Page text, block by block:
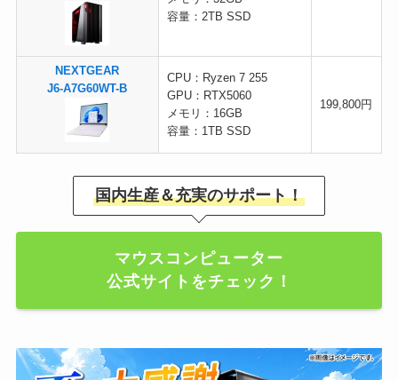
容量：2TB SSD
NEXTGEAR
J6-A7G60WT-B
CPU：Ryzen 7 255
GPU：RTX5060
メモリ：16GB
容量：1TB SSD
199,800円
国内生産＆充実のサポート！
マウスコンピューター
公式サイトをチェック！